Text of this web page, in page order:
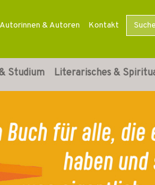
Autorinnen & Autoren Kontakt
Studium Literarisches &